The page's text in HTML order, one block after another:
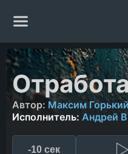
Главная
Жанры
Авторы
Автор: Максим Горький
Исполнитель: Андрей
-10 сек